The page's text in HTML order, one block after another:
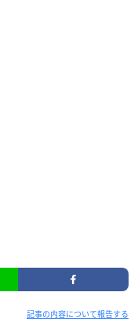
記事の内容について報告する